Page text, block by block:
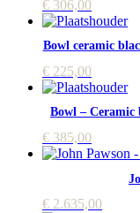
€ 306,00
Bowl ceramic
€ 225,00
Bowl – Ceramic
€ 385,00
€ 2.635,00